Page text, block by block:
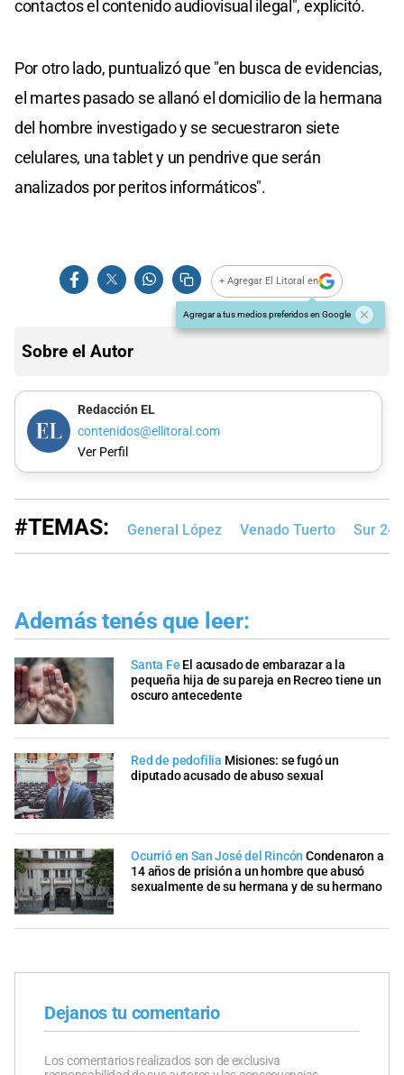
contactos el contenido audiovisual ilegal", explicitó.
Por otro lado, puntualizó que "en busca de evidencias,
el martes pasado se allanó el domicilio de la hermana
del hombre investigado y se secuestraron siete
celulares, una tablet y un pendrive que serán
analizados por peritos informáticos".
+ Agregar El Litoral en
Agregar a tus medios preferidos en Google
Sobre el Autor
Redacción EL
contenidos@ellitoral.com
Ver Perfil
#TEMAS: General López Venado Tuerto Sur 24
Además tenés que leer:
Santa Fe El acusado de embarazar a la
pequeña hija de su pareja en Recreo tiene un
oscuro antecedente
Red de pedofilia Misiones: se fugó un
diputado acusado de abuso sexual
Ocurrió en San José del Rincón Condenaron a
14 años de prisión a un hombre que abusó
sexualmente de su hermana y de su hermano
Dejanos tu comentario
Los comentarios realizados son de exclusiva